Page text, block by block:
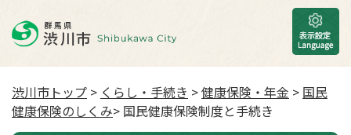
渋川市トップ > くらし・手続き >健康保険・年金 > 国民
健康保険のしくみ> 国民健康保険制度と手続き